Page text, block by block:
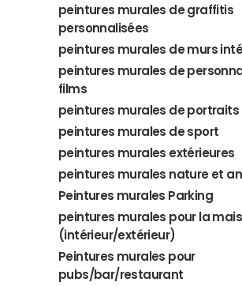
peintures murales de graffitis
personnalisées
peintures murales de murs
peintures murales de
films
peintures murales de portraits
peintures murales de sport
peintures murales extérieures
peintures murales nature et
Peintures murales Parking
peintures murales pour la
(intérieur/extérieur)
Peintures murales pour
pubs/bar/restaurant